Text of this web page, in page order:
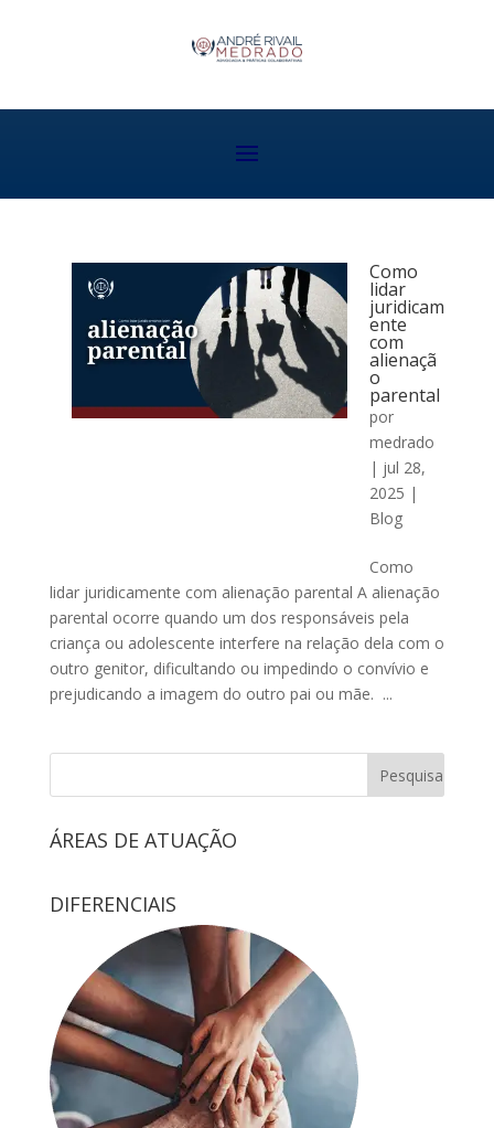
Como
lidar
juridicam
ente
com
alienaçã
o
parental
por
medrado
| jul 28,
2025 |
Blog
Como
lidar juridicamente com alienação parental A alienação
parental ocorre quando um dos responsáveis pela
criança ou adolescente interfere na relação dela com o
outro genitor, dificultando ou impedindo o convívio e
prejudicando a imagem do outro pai ou mãe. ...
ÁREAS DE ATUAÇÃO
DIFERENCIAIS